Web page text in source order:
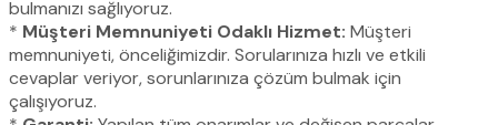
bulmanızı sağlıyoruz.
* Müşteri Memnuniyeti Odaklı Hizmet: Müşteri
memnuniyeti, önceliğimizdir. Sorularınıza hızlı ve etkili
cevaplar veriyor, sorunlarınıza çözüm bulmak için
çalışıyoruz.